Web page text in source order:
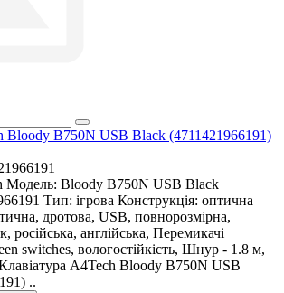
Bloody B750N USB Black (4711421966191)
Модель: Bloody B750N USB Black
Тип: ігрова Конструкція: оптична
дротова, USB, повнорозмірна,
російська, англійська, Перемикачі
switches, вологостійкість, Шнур - 1.8 м,
A4Tech Bloody B750N USB
..